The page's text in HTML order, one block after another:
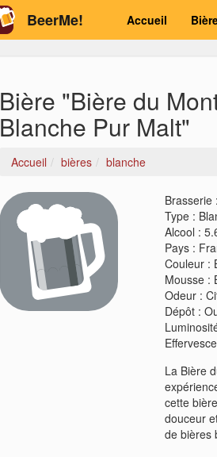
BeerMe! Accueil
Bière "Bière du
Blanche Pur Malt"
Accueil bières blanche
Brasserie :
Type :
Alcool :
Pays :
Couleur :
Mousse :
Odeur :
Dépôt :
La Bière
cette
douceur
de bières